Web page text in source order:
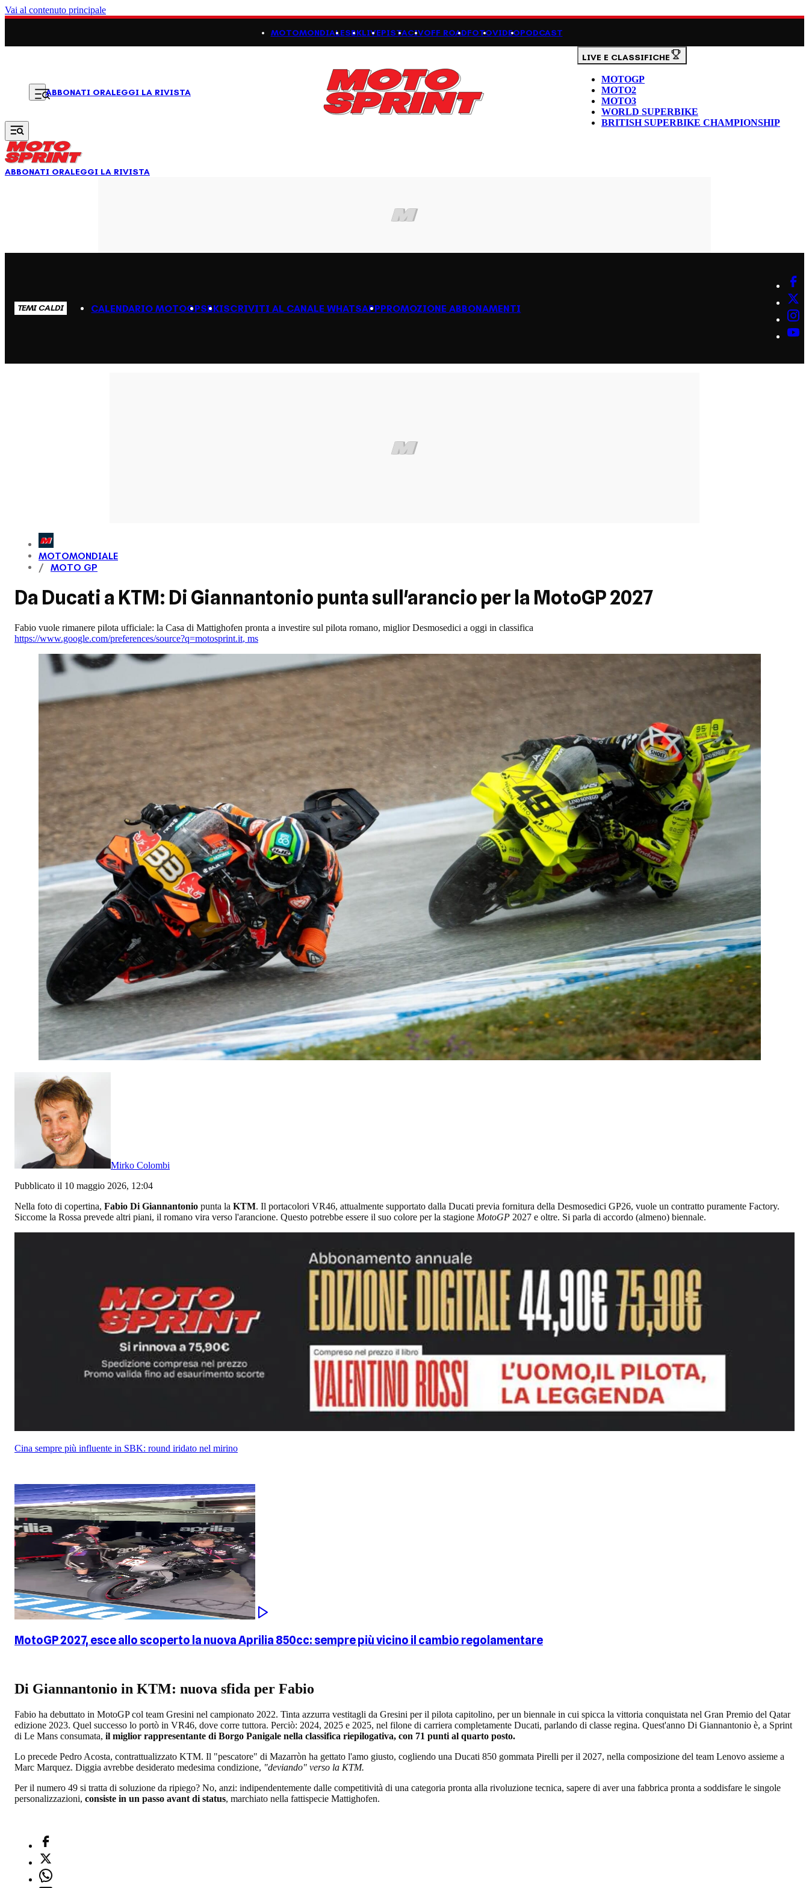
Vai al contenuto principale
MOTOMONDIALESBKLIVEPISTACIVOFF ROADFOTOVIDEOPODCAST
ABBONATI ORALEGGI LA RIVISTA
LIVE E CLASSIFICHE
MOTOGP
MOTO2
MOTO3
WORLD SUPERBIKE
BRITISH SUPERBIKE CHAMPIONSHIP
ABBONATI ORALEGGI LA RIVISTA
TEMI CALDI CALENDARIO MOTOGPSBKISCRIVITI AL CANALE WHATSAPPPROMOZIONE ABBONAMENTI
MOTOMONDIALE
MOTO GP
Da Ducati a KTM: Di Giannantonio punta sull'arancio per la MotoGP 2027
Fabio vuole rimanere pilota ufficiale: la Casa di Mattighofen pronta a investire sul pilota romano, miglior Desmosedici a oggi in classifica
https://www.google.com/preferences/source?q=motosprint.it, ms
Mirko Colombi
Pubblicato il 10 maggio 2026, 12:04
Nella foto di copertina, Fabio Di Giannantonio punta la KTM. Il portacolori VR46, attualmente supportato dalla Ducati previa fornitura della Desmosedici GP26, vuole un contratto puramente Factory.
Siccome la Rossa prevede altri piani, il romano vira verso l'arancione. Questo potrebbe essere il suo colore per la stagione MotoGP 2027 e oltre. Si parla di accordo (almeno) biennale.
Cina sempre più influente in SBK: round iridato nel mirino
MotoGP 2027, esce allo scoperto la nuova Aprilia 850cc: sempre più vicino il cambio regolamentare
Di Giannantonio in KTM: nuova sfida per Fabio
Fabio ha debuttato in MotoGP col team Gresini nel campionato 2022. Tinta azzurra vestitagli da Gresini per il pilota capitolino, per un biennale in cui spicca la vittoria conquistata nel Gran Premio del Qatar
edizione 2023. Quel successo lo portò in VR46, dove corre tuttora. Perciò: 2024, 2025 e 2025, nel filone di carriera completamente Ducati, parlando di classe regina. Quest'anno Di Giannantonio è, a Sprint
di Le Mans consumata, il miglior rappresentante di Borgo Panigale nella classifica riepilogativa, con 71 punti al quarto posto.
Lo precede Pedro Acosta, contrattualizzato KTM. Il "pescatore" di Mazarròn ha gettato l'amo giusto, cogliendo una Ducati 850 gommata Pirelli per il 2027, nella composizione del team Lenovo assieme a
Marc Marquez. Diggia avrebbe desiderato medesima condizione, "deviando" verso la KTM.
Per il numero 49 si tratta di soluzione da ripiego? No, anzi: indipendentemente dalle competitività di una categoria pronta alla rivoluzione tecnica, sapere di aver una fabbrica pronta a soddisfare le singole
personalizzazioni, consiste in un passo avant di status, marchiato nella fattispecie Mattighofen.